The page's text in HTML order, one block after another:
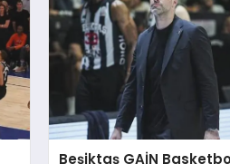
Beşiktaş GAİN